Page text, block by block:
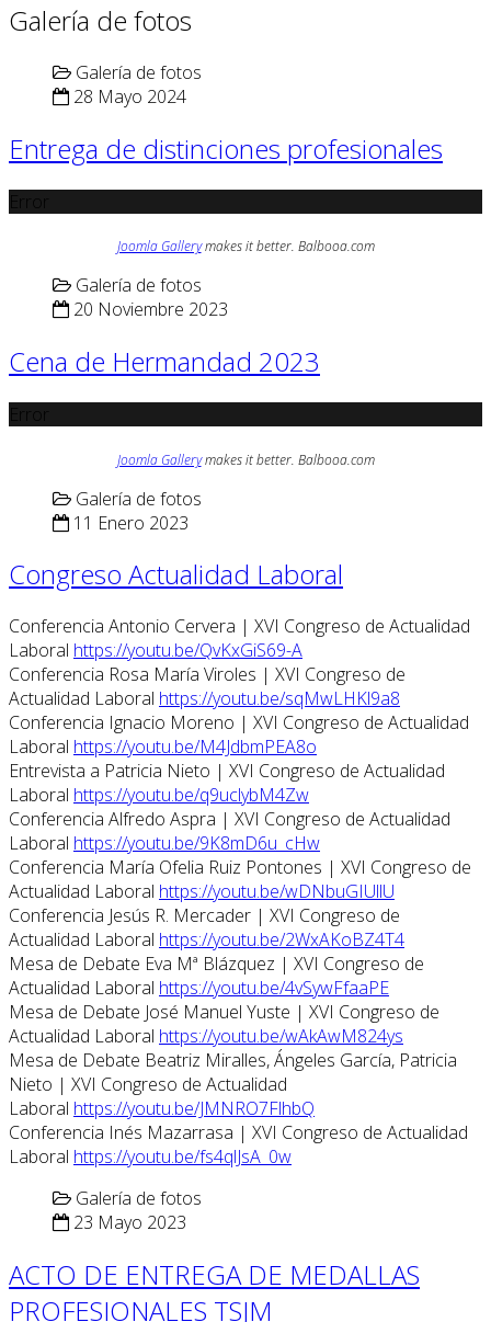
Galería de fotos
Galería de fotos
28 Mayo 2024
Entrega de distinciones profesionales
Joomla Gallerymakes it better. Balbooa.com
Galería de fotos
20 Noviembre 2023
Cena de Hermandad 2023
Joomla Gallerymakes it better. Balbooa.com
Galería de fotos
11 Enero 2023
Congreso Actualidad Laboral
Conferencia Antonio Cervera | XVI Congreso de Actualidad
Laboral https://youtu.be/QvKxGiS69-A
Conferencia Rosa María Viroles | XVI Congreso de
Actualidad Laboral https://youtu.be/sqMwLHKl9a8
Conferencia Ignacio Moreno | XVI Congreso de Actualidad
Laboral https://youtu.be/M4JdbmPEA8o
Entrevista a Patricia Nieto | XVI Congreso de Actualidad
Laboral https://youtu.be/q9uclybM4Zw
Conferencia Alfredo Aspra | XVI Congreso de Actualidad
Laboral https://youtu.be/9K8mD6u_cHw
Conferencia María Ofelia Ruiz Pontones | XVI Congreso de
Actualidad Laboral https://youtu.be/wDNbuGIUllU
Conferencia Jesús R. Mercader | XVI Congreso de
Actualidad Laboral https://youtu.be/2WxAKoBZ4T4
Mesa de Debate Eva Mª Blázquez | XVI Congreso de
Actualidad Laboral https://youtu.be/4vSywFfaaPE
Mesa de Debate José Manuel Yuste | XVI Congreso de
Actualidad Laboral https://youtu.be/wAkAwM824ys
Mesa de Debate Beatriz Miralles, Ángeles García, Patricia
Nieto | XVI Congreso de Actualidad
Laboral https://youtu.be/JMNRO7FlhbQ
Conferencia Inés Mazarrasa | XVI Congreso de Actualidad
Laboral https://youtu.be/fs4qlJsA_0w
Galería de fotos
23 Mayo 2023
ACTO DE ENTREGA DE MEDALLAS
PROFESIONALES TSJM